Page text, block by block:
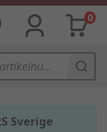
0
Sverige